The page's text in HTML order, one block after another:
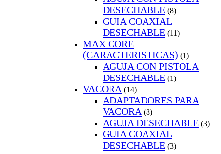
DESECHABLE (8)
GUIA COAXIAL
DESECHABLE (11)
MAX CORE
(CARACTERISTICAS) (1)
AGUJA CON PISTOLA
DESECHABLE (1)
VACORA (14)
ADAPTADORES PARA
VACORA (8)
AGUJA DESECHABLE (3)
GUIA COAXIAL
DESECHABLE (3)